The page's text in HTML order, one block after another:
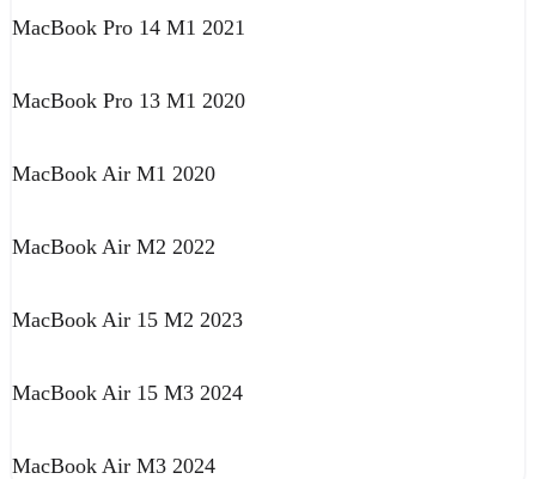
MacBook Pro 14 M1 2021
MacBook Pro 13 M1 2020
MacBook Air M1 2020
MacBook Air M2 2022
MacBook Air 15 M2 2023
MacBook Air 15 M3 2024
MacBook Air M3 2024